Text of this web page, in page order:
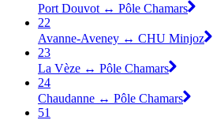
Port Douvot ↔ Pôle Chamars
22
Avanne-Aveney ↔ CHU Minjoz
23
La Vèze ↔ Pôle Chamars
24
Chaudanne ↔ Pôle Chamars
51